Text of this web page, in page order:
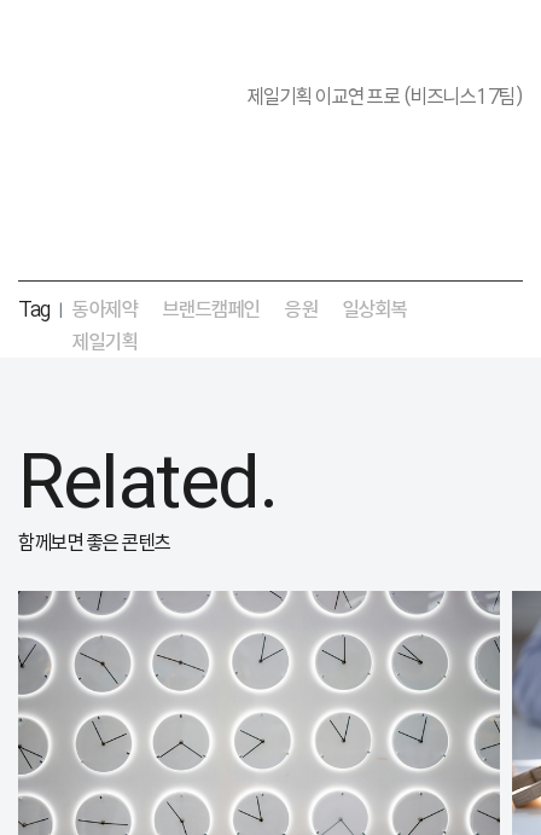
제일기획 이교연 프로 (비즈니스17팀)
Tag | 동아제약 브랜드캠페인 응원
일상회복
제일기획
Related.
함께보면 좋은 콘텐츠